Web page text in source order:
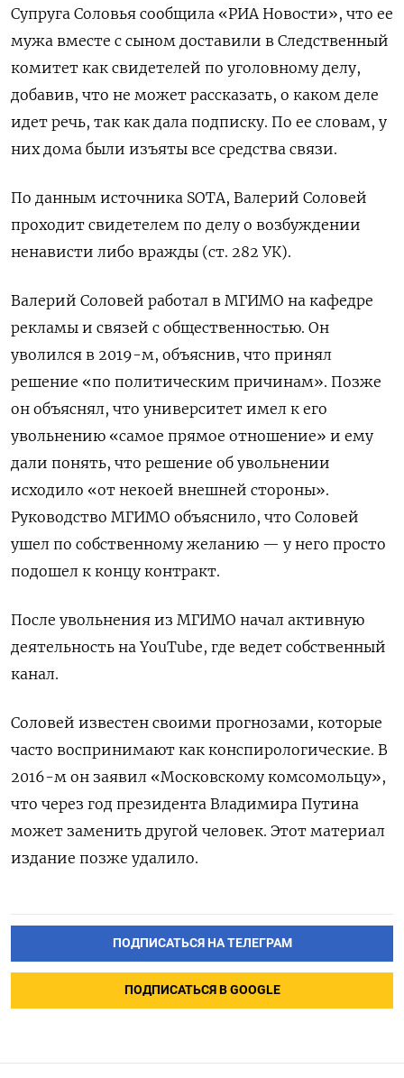
Супруга Соловья сообщила «РИА Новости», что ее
мужа вместе с сыном доставили в Следственный
комитет как свидетелей по уголовному делу,
добавив, что не может рассказать, о каком деле
идет речь, так как дала подписку. По ее словам, у
них дома были изъяты все средства связи.
По данным источника SOTA, Валерий Соловей
проходит свидетелем по делу о возбуждении
ненависти либо вражды (ст. 282 УК).
Валерий Соловей работал в МГИМО на кафедре
рекламы и связей с общественностью. Он
уволился в 2019-м, объяснив, что принял
решение «по политическим причинам». Позже
он объяснял, что университет имел к его
увольнению «самое прямое отношение» и ему
дали понять, что решение об увольнении
исходило «от некоей внешней стороны».
Руководство МГИМО объяснило, что Соловей
ушел по собственному желанию — у него просто
подошел к концу контракт.
После увольнения из МГИМО начал активную
деятельность на YouTube, где ведет собственный
канал.
Соловей известен своими прогнозами, которые
часто воспринимают как конспирологические. В
2016-м он заявил «Московскому комсомольцу»,
что через год президента Владимира Путина
может заменить другой человек. Этот материал
издание позже удалило.
ПОДПИСАТЬСЯ НА ТЕЛЕГРАМ
ПОДПИСАТЬСЯ В GOOGLE